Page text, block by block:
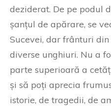
deziderat. De pe podul
șanțul de apărare, se
Sucevei, dar frânturi
diverse unghiuri. Nu a
parte superioară a
și să poți aprecia
istorie, de tragedii, de